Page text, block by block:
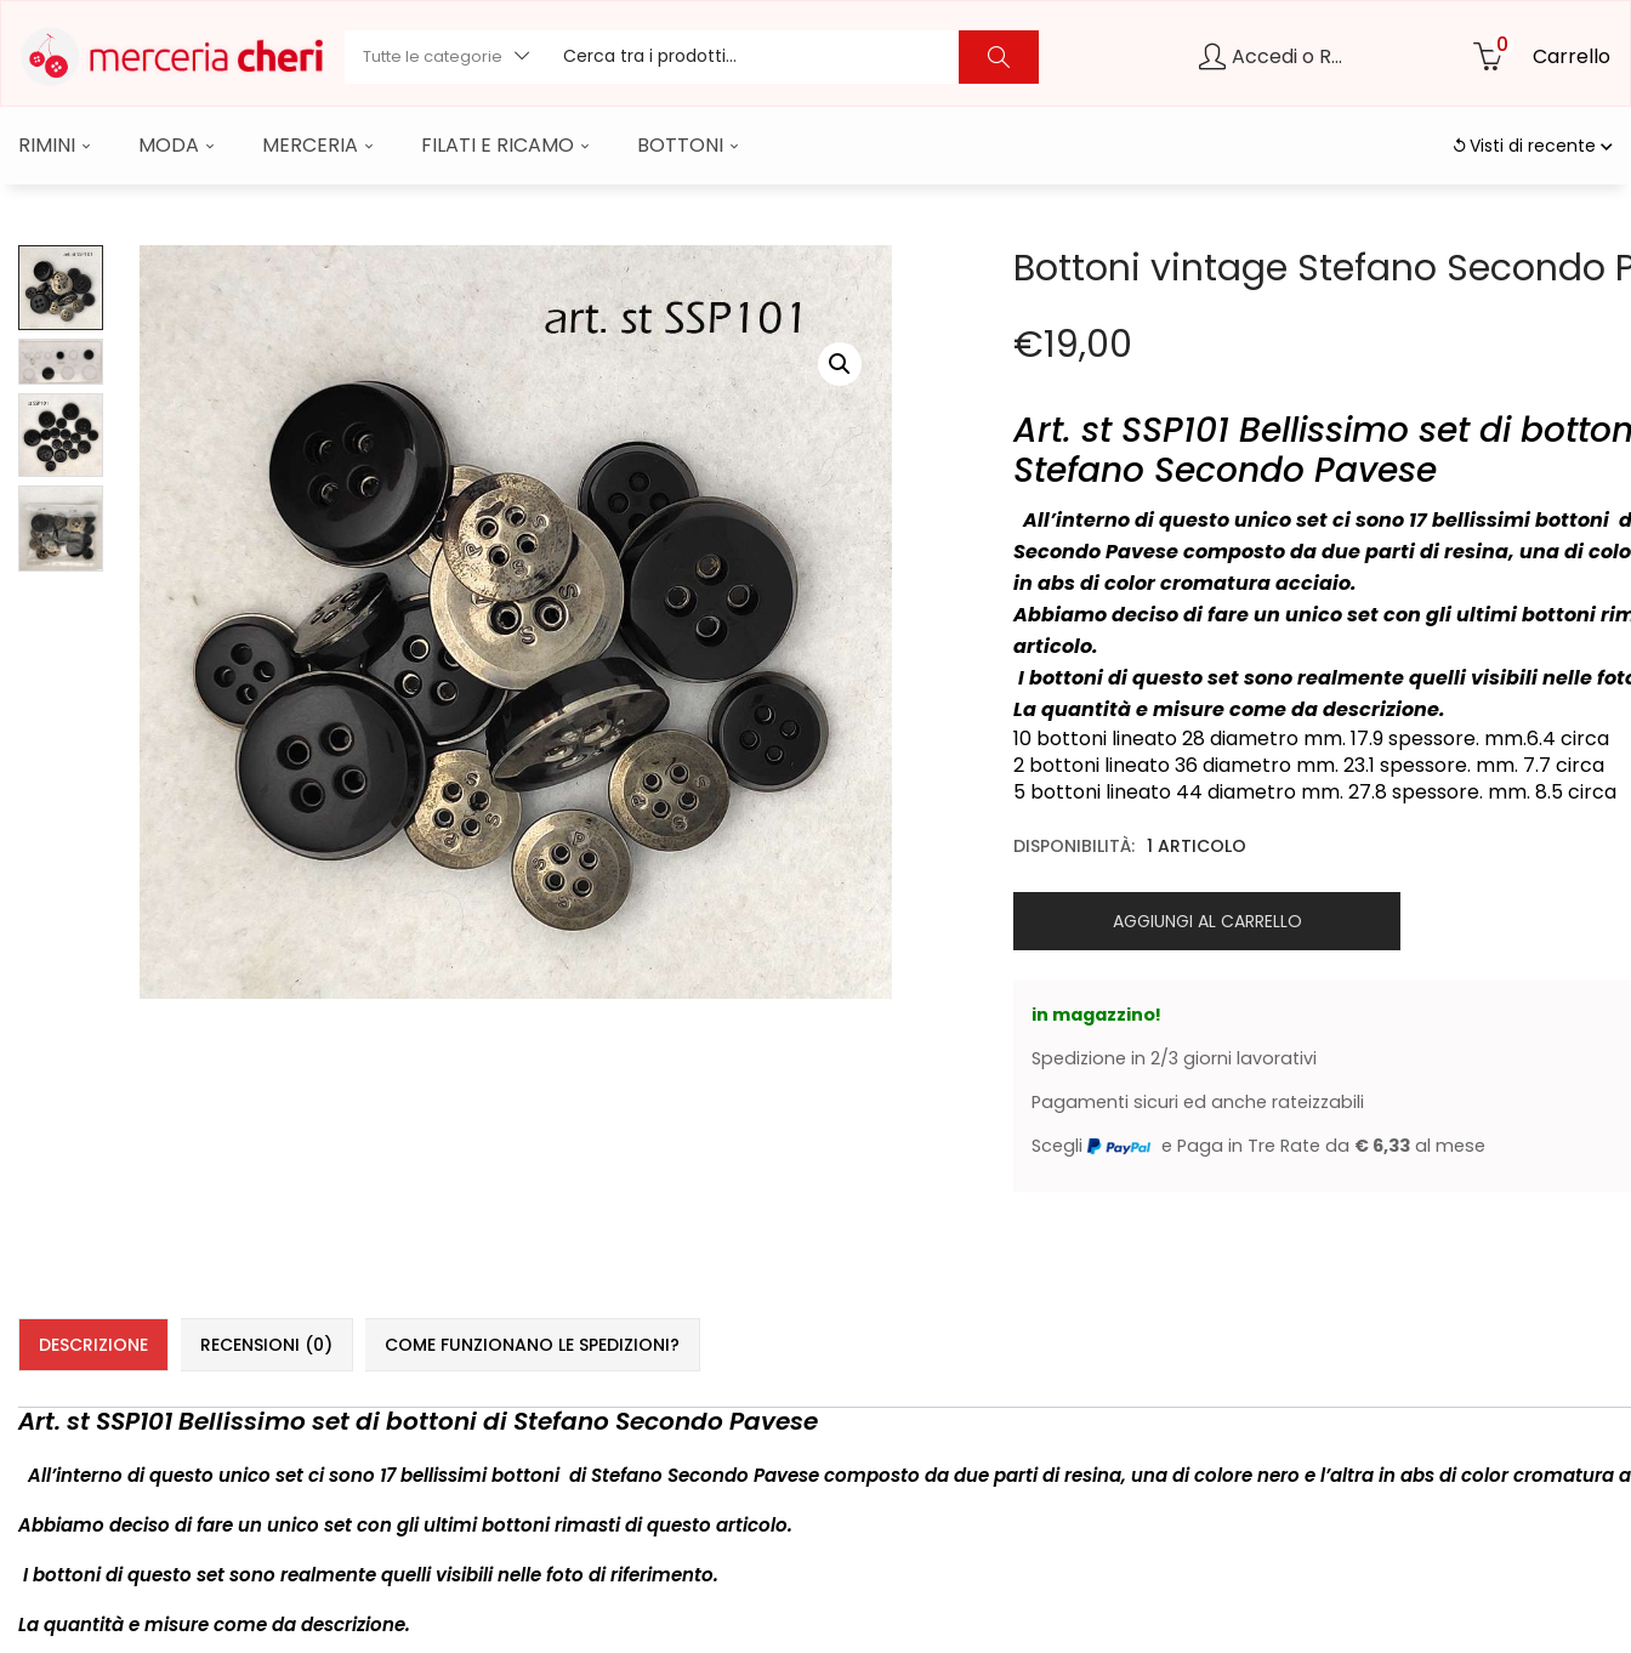
Tutte le categorie Accedi o Registrati 0 Carrello
RIMINI MODA MERCERIA FILATI E RICAMO BOTTONI Visti di recente
Bottoni vintage Stefano Secondo
€19,00
Art. st SSP101 Bellissimo set di
Stefano Secondo Pavese
All’interno di questo unico set ci sono 17 bellissimi bottoni
Secondo Pavese composto da due parti di resina, una di
in abs di color cromatura acciaio.
Abbiamo deciso di fare un unico set con gli ultimi bottoni
articolo.
I bottoni di questo set sono realmente quelli visibili nelle
La quantità e misure come da descrizione.
10 bottoni lineato 28 diametro mm. 17.9 spessore. mm.6.4 circa
2 bottoni lineato 36 diametro mm. 23.1 spessore. mm. 7.7 circa
5 bottoni lineato 44 diametro mm. 27.8 spessore. mm. 8.5 circa
DISPONIBILITÀ: 1 ARTICOLO
AGGIUNGI AL CARRELLO
in magazzino!
Spedizione in 2/3 giorni lavorativi
Pagamenti sicuri ed anche rateizzabili
Scegli
e Paga in Tre Rate da € 6,33 al mese
DESCRIZIONE RECENSIONI (0) COME FUNZIONANO LE SPEDIZIONI?
Art. st SSP101 Bellissimo set di bottoni di Stefano Secondo Pavese
All’interno di questo unico set ci sono 17 bellissimi bottoni di Stefano Secondo Pavese composto da due parti di resina, una di colore nero e l’altra in abs di color cromatura
Abbiamo deciso di fare un unico set con gli ultimi bottoni rimasti di questo articolo.
I bottoni di questo set sono realmente quelli visibili nelle foto di riferimento.
La quantità e misure come da descrizione.